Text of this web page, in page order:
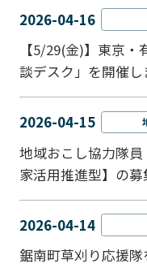
2026-04-16
【5/29(金)】東京
談デスク」を開催し
2026-04-15
地域おこし協力隊
家活用推進型】の募
2026-04-14
鋸南町草刈り応援隊